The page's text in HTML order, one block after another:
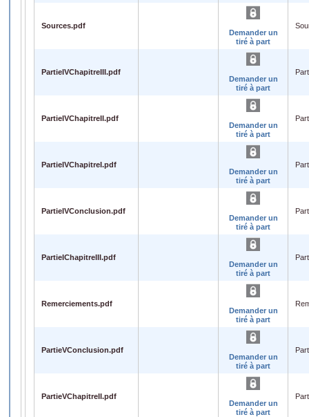
Sources.pdf
Demander un
tiré à part
PartieIVChapitreIII.pdf
Demander un
tiré à part
PartieIVChapitreII.pdf
Demander un
tiré à part
PartieIVChapitreI.pdf
Demander un
tiré à part
PartieIVConclusion.pdf
Demander un
tiré à part
PartieIChapitreIII.pdf
Demander un
tiré à part
Remerciements.pdf
Demander un
tiré à part
PartieVConclusion.pdf
Demander un
tiré à part
PartieVChapitreII.pdf
Demander un
tiré à part